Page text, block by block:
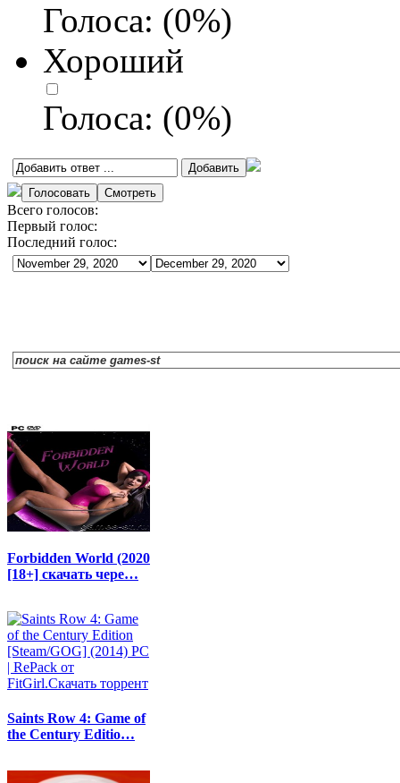
Голоса: (0%)
Хороший
Голоса: (0%)
Всего голосов:
Первый голос:
Последний голос:
Forbidden World (2020
[18+] скачать чере…
Saints Row 4: Game of
the Century Editio…